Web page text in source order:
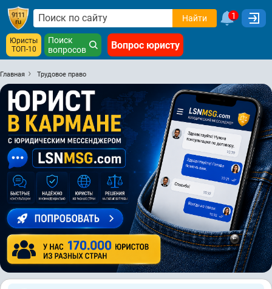
Найти 1
Юристы
ТОП-10
Поиск
вопросов
Вопрос юристу
Главная Трудовое право